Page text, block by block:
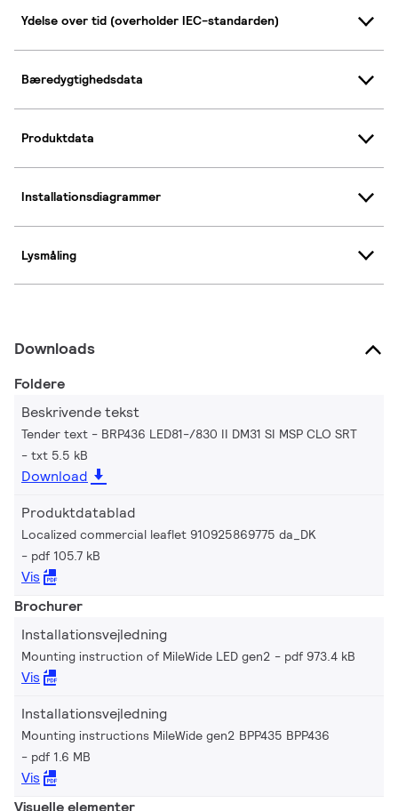
Ydelse over tid (overholder IEC-standarden)
Bæredygtighedsdata
Produktdata
Installationsdiagrammer
Lysmåling
Downloads
Foldere
Beskrivende tekst
Tender text - BRP436 LED81-/830 II DM31 SI MSP CLO SRT
txt 5.5 kB
Download
Produktdatablad
Localized commercial leaflet 910925869775 da_DK
pdf 105.7 kB
Vis
Brochurer
Installationsvejledning
Mounting instruction of MileWide LED gen2 pdf 973.4 kB
Vis
Installationsvejledning
Mounting instructions MileWide gen2 BPP435 BPP436
pdf 1.6 MB
Vis